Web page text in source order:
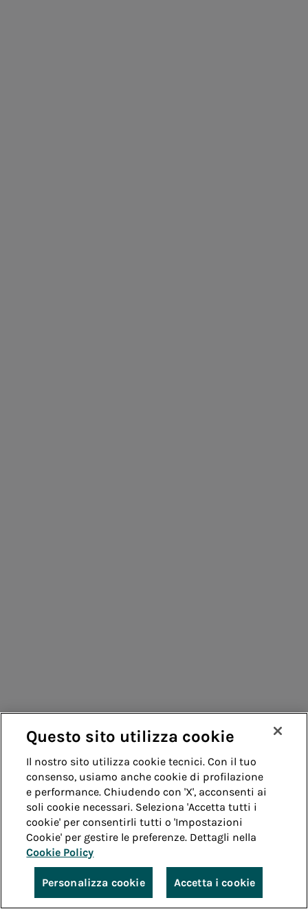
Questo sito utilizza cookie
Il nostro sito utilizza cookie tecnici. Con il tuo
consenso, usiamo anche cookie di profilazione
e performance. Chiudendo con 'X', acconsenti ai
soli cookie necessari. Seleziona 'Accetta tutti i
cookie' per consentirli tutti o 'Impostazioni
Cookie' per gestire le preferenze. Dettagli nella
Cookie Policy
Personalizza cookie Accetta i cookie